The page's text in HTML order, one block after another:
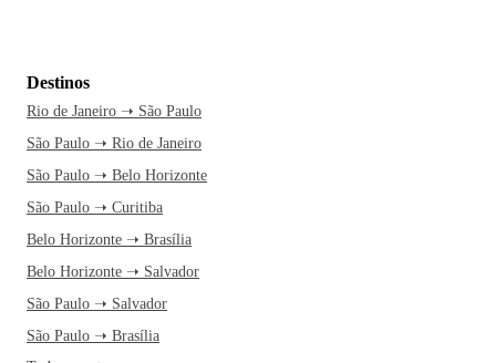
Destinos
Rio de Janeiro ➝ São Paulo
São Paulo ➝ Rio de Janeiro
São Paulo ➝ Belo Horizonte
São Paulo ➝ Curitiba
Belo Horizonte ➝ Brasília
Belo Horizonte ➝ Salvador
São Paulo ➝ Salvador
São Paulo ➝ Brasília